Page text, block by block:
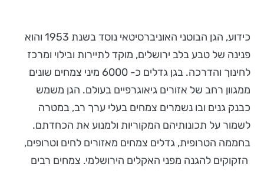
כידוע, הגן הבוטני האוניברסיטאי נוסד בשנת 1953 והוא
פנינה של טבע בלב ירושלים, מוקד לתיירות ובילוי ומרכז
לחינוך והדרכה. בגן גדלים כ- 6000 מיני צמחים שונים
ממגוון רחב של אזורים גיאוגרפיים בעולם. הגן משמש
כבנק גנים ובו נשמרים צמחים בעלי ערך רב, במטרה
לשמור על תכונותיהם המקוריות ולמנוע את הכחדתם.
בחממה הטרופית, גדלים צמחים מאזורים לחים וטרופים,
הזקוקים להגנה מפני האקלים הירושלמי. צמחים רבים